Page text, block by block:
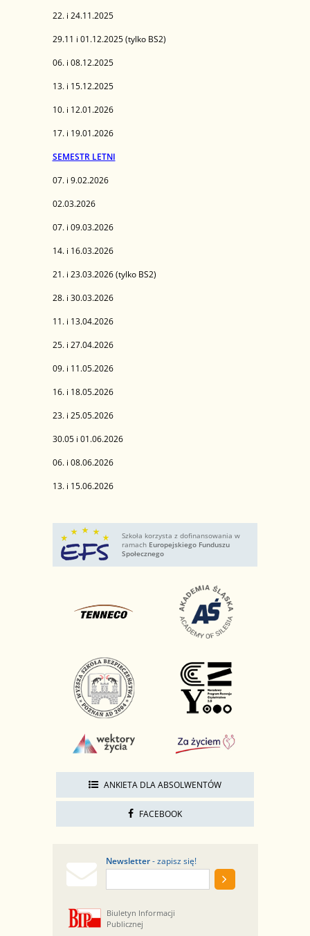
22. i 24.11.2025
29.11 i 01.12.2025 (tylko BS2)
06. i 08.12.2025
13. i 15.12.2025
10. i 12.01.2026
17. i 19.01.2026
SEMESTR LETNI
07. i 9.02.2026
02.03.2026
07. i 09.03.2026
14. i 16.03.2026
21. i 23.03.2026 (tylko BS2)
28. i 30.03.2026
11. i 13.04.2026
25. i 27.04.2026
09. i 11.05.2026
16. i 18.05.2026
23. i 25.05.2026
30.05 i 01.06.2026
06. i 08.06.2026
13. i 15.06.2026
Szkoła korzysta z dofinansowania w
ramach Europejskiego Funduszu
Społecznego
ANKIETA DLA ABSOLWENTÓW
FACEBOOK
Newsletter- zapisz się!
Biuletyn Informacji
Publicznej